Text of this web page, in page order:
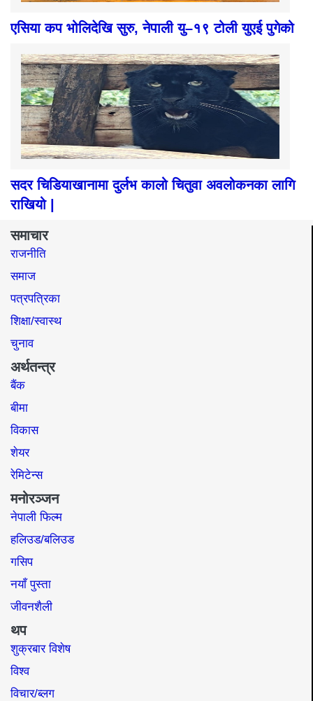
एसिया कप भोलिदेखि सुरु, नेपाली यु–१९ टोली युएई पुगेको
सदर चिडियाखानामा दुर्लभ कालो चितुवा अवलोकनका लागि
राखियो |
समाचार
राजनीति
समाज​
पत्रपत्रिका
शिक्षा/स्वास्थ
चुनाव
अर्थतन्त्र
बैंक
बीमा
विकास
शेयर
रेमिटेन्स
मनोरञ्जन
नेपाली फिल्म
हलिउड/बलिउड
गसिप
नयाँ पुस्ता
जीवनशैली
थप
शुक्रबार विशेष
विश्व
विचार/ब्लग